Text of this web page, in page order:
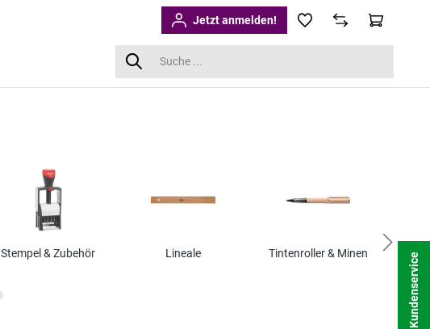
Jetzt anmelden!
Stempel & Zubehör Lineale Tintenroller & Minen Kundenservice